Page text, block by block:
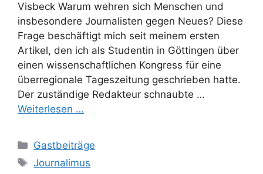
Visbeck Warum wehren sich Menschen und
insbesondere Journalisten gegen Neues? Diese
Frage beschäftigt mich seit meinem ersten
Artikel, den ich als Studentin in Göttingen über
einen wissenschaftlichen Kongress für eine
überregionale Tageszeitung geschrieben hatte.
Der zuständige Redakteur schnaubte …
Weiterlesen …
Kategorien
Gastbeiträge
Schlagwörter
Journalimus